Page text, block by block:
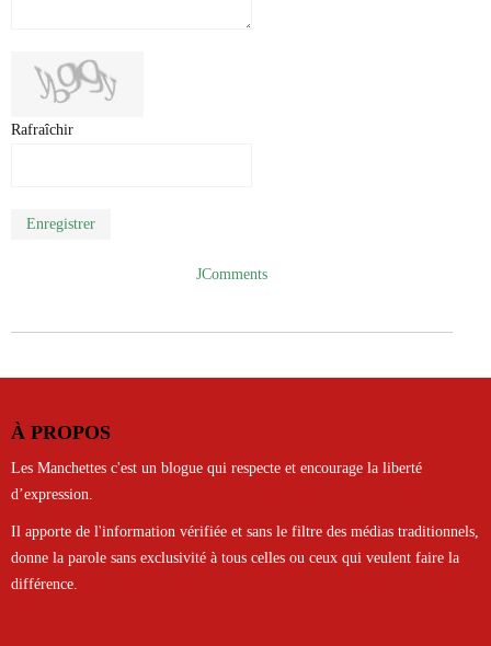
Rafraîchir
Enregistrer
JComments
À PROPOS
Les Manchettes c'est un blogue qui respecte et encourage la liberté
d’expression.
Il apporte de l'information vérifiée et sans le filtre des médias traditionnels,
donne la parole sans exclusivité à tous celles ou ceux qui veulent faire la
différence.